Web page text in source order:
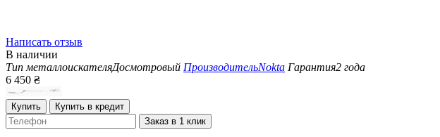
Написать отзыв
В наличии
Тип металлоискателяДосмотровый ПроизводительNokta Гарантия2 года
6 450 ₴
Купить
Купить в кредит
Заказ в 1 клик